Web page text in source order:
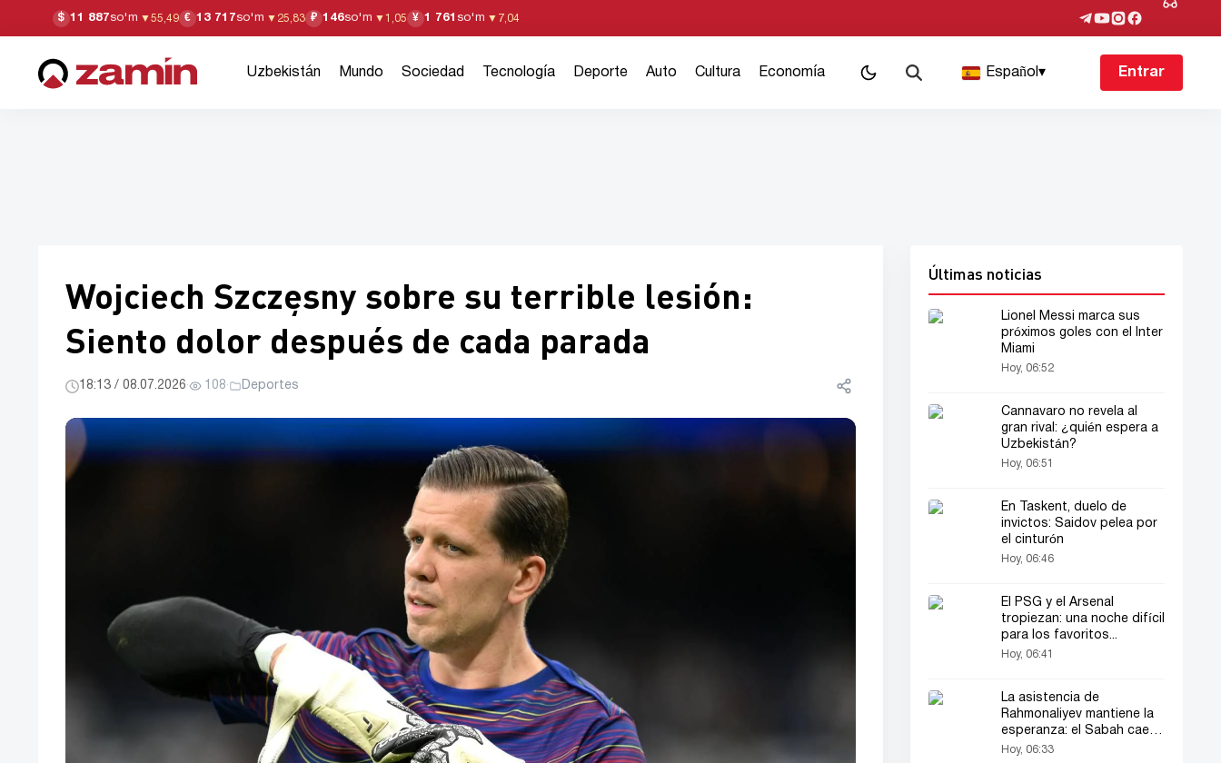
$ 11 887so'm ▼55,49 € 13 717so'm ▼ 25,83 ₽ 146so'm ▼1,05 ¥ 1 761 so'm ▼ 7,04
Uzbekistán Mundo Sociedad Tecnología Deporte Auto Cultura Economía Español▾ Entrar
Wojciech Szczęsny sobre su terrible lesión:
Siento dolor después de cada parada
18:13 / 08.07.2026· 108· Deportes
Últimas noticias
Lionel Messi marca sus
próximos goles con el Inter
Miami
Hoy, 06:52
Cannavaro no revela al
gran rival: ¿quién espera a
Uzbekistán?
Hoy, 06:51
En Taskent, duelo de
invictos: Saidov pelea por
el cinturón
Hoy, 06:46
El PSG y el Arsenal
tropiezan: una noche difícil
para los favoritos...
Hoy, 06:41
La asistencia de
Rahmonaliyev mantiene la
esperanza: el Sabah cae
en Dinamarca
Hoy, 06:33